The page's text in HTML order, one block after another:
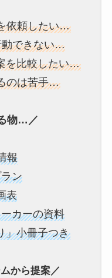
依頼したい…
できない…
を比較したい…
のは苦手…
物…／
報
ン
表
カーの資料
」小冊子つき
から提案／